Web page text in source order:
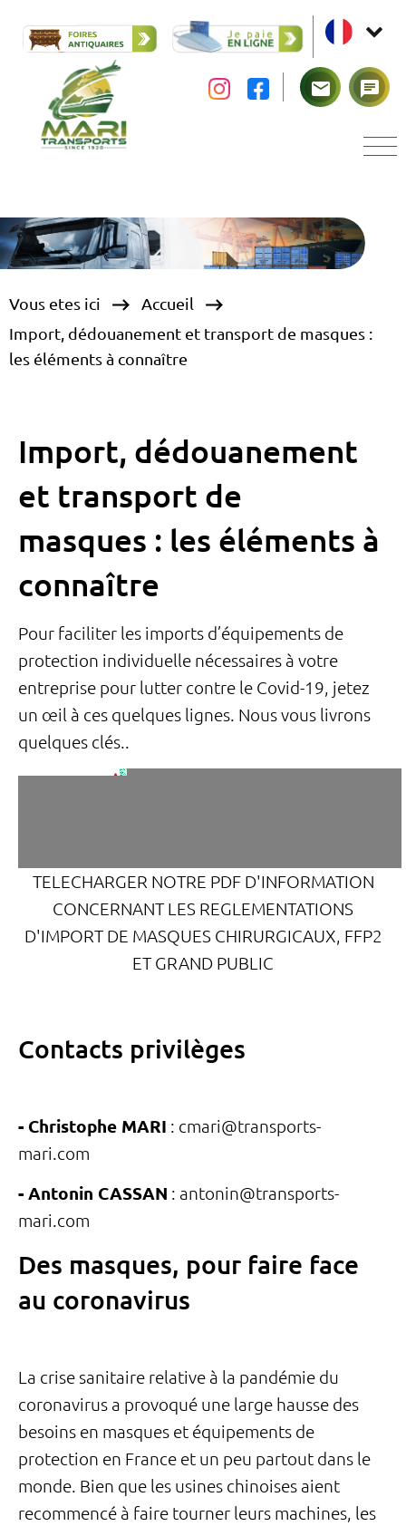
mail chat
Vous etes ici keyboard_backspace Accueil keyboard_backspace
Import, dédouanement et transport de masques :
les éléments à connaître
Import, dédouanement
et transport de
masques : les éléments à
connaître
Pour faciliter les imports d’équipements de
protection individuelle nécessaires à votre
entreprise pour lutter contre le Covid-19, jetez
un œil à ces quelques lignes. Nous vous livrons
quelques clés..
TELECHARGER NOTRE PDF D'INFORMATION
CONCERNANT LES REGLEMENTATIONS
D'IMPORT DE MASQUES CHIRURGICAUX, FFP2
ET GRAND PUBLIC
Contacts privilèges
- Christophe MARI : cmari@transports-
mari.com
- Antonin CASSAN : antonin@transports-
mari.com
Des masques, pour faire face
au coronavirus
La crise sanitaire relative à la pandémie du
coronavirus a provoqué une large hausse des
besoins en masques et équipements de
protection en France et un peu partout dans le
monde. Bien que les usines chinoises aient
recommencé à faire tourner leurs machines, les